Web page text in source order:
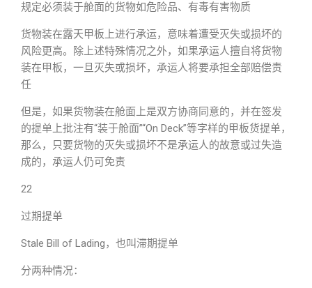
规定必须装于舱面的货物如危险品、有毒有害物质
货物装在露天甲板上进行承运，意味着遭受灭失或损坏的
风险更高。除上述特殊情况之外，如果承运人擅自将货物
装在甲板，一旦灭失或损坏，承运人将要承担全部赔偿责
任
但是，如果货物装在舱面上是双方协商同意的，并在签发
的提单上批注有“装于舱面”“On Deck”等字样的甲板货提单，
那么，只要货物的灭失或损坏不是承运人的故意或过失造
成的，承运人仍可免责
22
过期提单
Stale Bill of Lading，也叫滞期提单
分两种情况：